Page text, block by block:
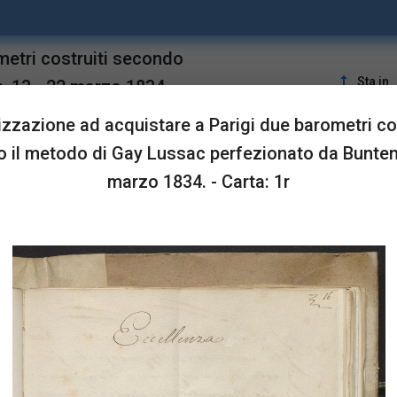
costruiti secondo
13 - 22 marzo 1834.
upgradeSta in
ad acquistare a Parigi due barometri
il metodo di Gay Lussac perfezionato da
marzo 1834. - Carta: 1r